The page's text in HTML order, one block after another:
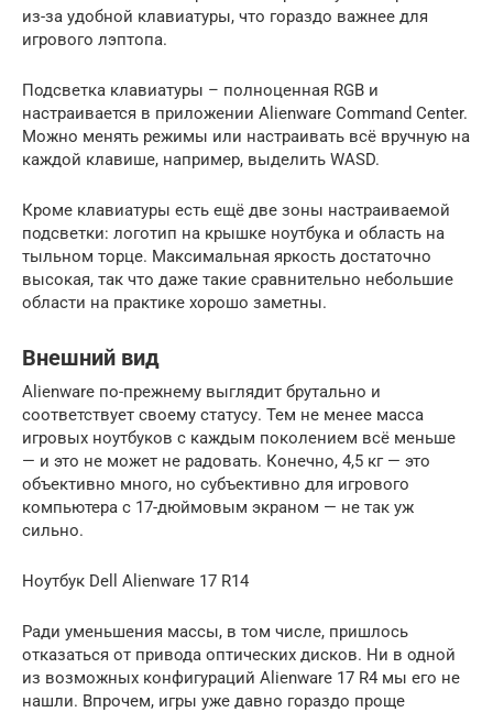
из-за удобной клавиатуры, что гораздо важнее для
игрового лэптопа.
Подсветка клавиатуры – полноценная RGB и
настраивается в приложении Alienware Command Center.
Можно менять режимы или настраивать всё вручную на
каждой клавише, например, выделить WASD.
Кроме клавиатуры есть ещё две зоны настраиваемой
подсветки: логотип на крышке ноутбука и область на
тыльном торце. Максимальная яркость достаточно
высокая, так что даже такие сравнительно небольшие
области на практике хорошо заметны.
Внешний вид
Alienware по-прежнему выглядит брутально и
соответствует своему статусу. Тем не менее масса
игровых ноутбуков с каждым поколением всё меньше
— и это не может не радовать. Конечно, 4,5 кг — это
объективно много, но субъективно для игрового
компьютера с 17-дюймовым экраном — не так уж
сильно.
Ноутбук Dell Alienware 17 R14
Ради уменьшения массы, в том числе, пришлось
отказаться от привода оптических дисков. Ни в одной
из возможных конфигураций Alienware 17 R4 мы его не
нашли. Впрочем, игры уже давно гораздо проще